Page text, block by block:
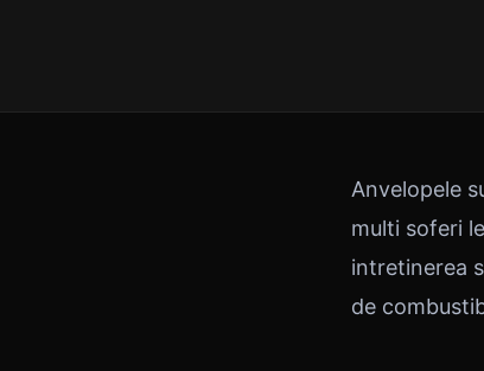
Anvelopele
multi soferi
intretinerea
de